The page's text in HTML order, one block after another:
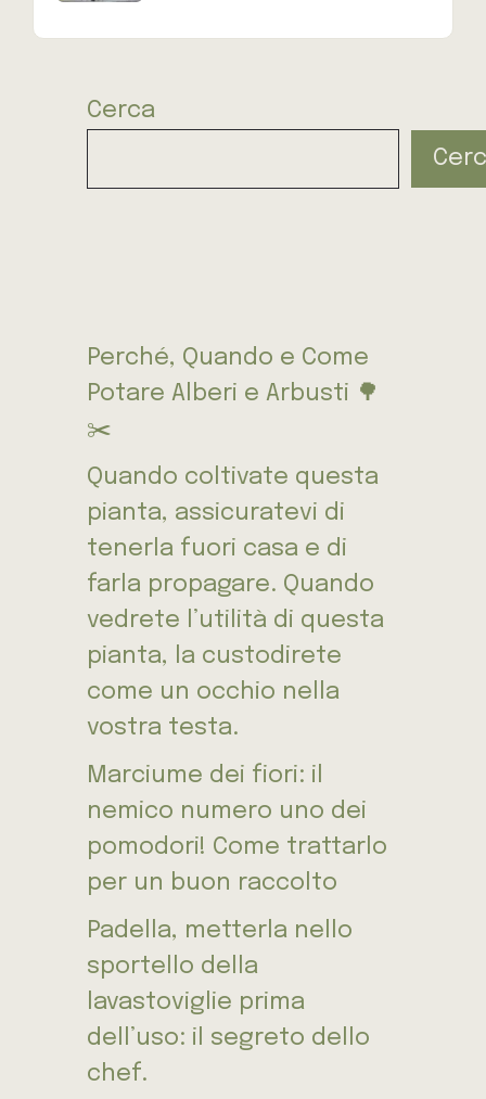
Cerca
Perché, Quando e Come
Potare Alberi e Arbusti 🌳
✂️
Quando coltivate questa
pianta, assicuratevi di
tenerla fuori casa e di
farla propagare. Quando
vedrete l’utilità di questa
pianta, la custodirete
come un occhio nella
vostra testa.
Marciume dei fiori: il
nemico numero uno dei
pomodori! Come trattarlo
per un buon raccolto
Padella, metterla nello
sportello della
lavastoviglie prima
dell’uso: il segreto dello
chef.